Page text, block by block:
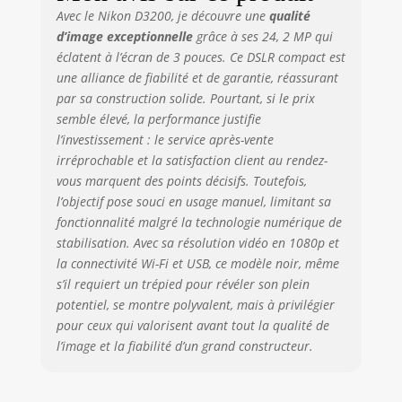
spectaculaires Le
capteur d'image de
l'appareil photo a
une large plage de
sensibilité à la
lumière, allant
jusqu'à ISO 6400 et
permettant la
capture
d'excellentes
images même
lorsque la lumière
est faible Si vous
débutez dans la
photographie
reflex numérique,
le mode guide de
Nikon vous guide
Avec le Nikon D3200, je découvre une qualité
d’image exceptionnellegrâce à ses 24, 2 MP qui
éclatent à l’écran de 3 pouces. Ce DSLR compact est
une alliance de fiabilité et de garantie, réassurant
par sa construction solide. Pourtant, si le prix
semble élevé, la performance justifie
l’investissement : le service après-vente
irréprochable et la satisfaction client au rendez-
vous marquent des points décisifs. Toutefois,
l’objectif pose souci en usage manuel, limitant sa
fonctionnalité malgré la technologie numérique de
stabilisation. Avec sa résolution vidéo en 1080p et
la connectivité Wi-Fi et USB, ce modèle noir, même
s’il requiert un trépied pour révéler son plein
potentiel, se montre polyvalent, mais à privilégier
pour ceux qui valorisent avant tout la qualité de
l’image et la fiabilité d’un grand constructeur.